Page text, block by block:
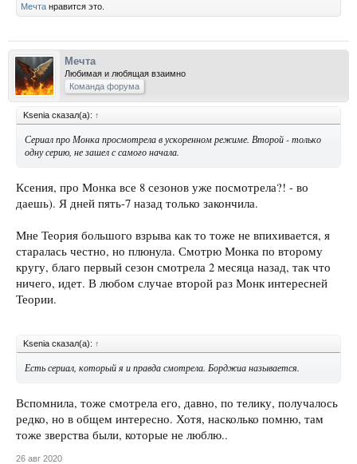
Мечта нравится это.
Мечта
Любимая и любящая взаимно
Команда форума
Ksenia сказал(а): ↑
Сериал про Монка просмотрела в ускоренном режиме. Второй - только
одну серию, не зашел с самого начала.
Ксения, про Монка все 8 сезонов уже посмотрела?! - во
даешь). Я дней пять-7 назад только закончила.
Мне Теория большого взрыва как то тоже не впихивается, я
старалась честно, но плюнула. Смотрю Монка по второму
кругу, благо первый сезон смотрела 2 месяца назад, так что
ничего, идет. В любом случае второй раз Монк интересней
Теории.
Ksenia сказал(а): ↑
Есть сериал, который я и правда смотрела. Борджиа называется.
Вспомнила, тоже смотрела его, давно, по телику, получалось
редко, но в общем интересно. Хотя, насколько помню, там
тоже зверства были, которые не люблю..
26 авг 2020